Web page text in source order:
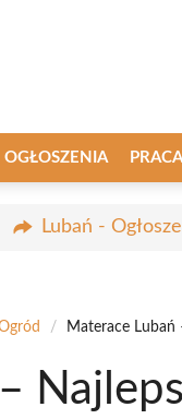
OGŁOSZENIA PRACA
Lubań -
/ Materace Lubań